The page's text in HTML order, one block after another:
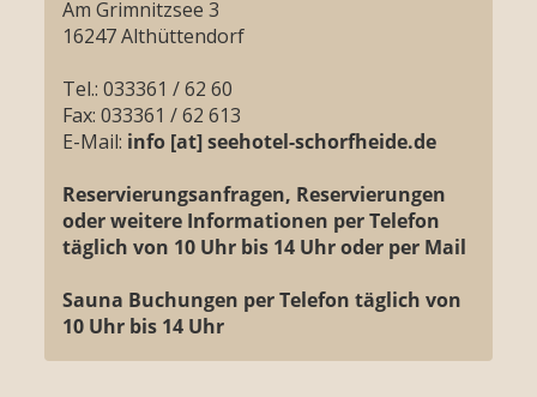
Am Grimnitzsee 3
16247 Althüttendorf
Tel.: 033361 / 62 60
Fax: 033361 / 62 613
E-Mail: info [at] seehotel-schorfheide.de
Reservierungsanfragen, Reservierungen
oder weitere Informationen per Telefon
täglich von 10 Uhr bis 14 Uhr oder per Mail
Sauna Buchungen per Telefon täglich von
10 Uhr bis 14 Uhr